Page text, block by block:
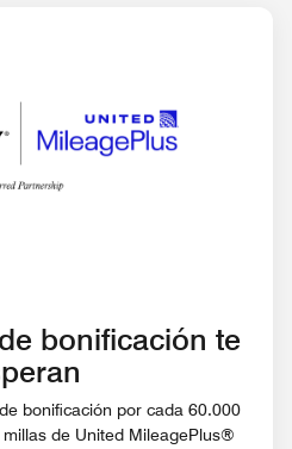
bonificación te
bonificación por cada 60.000
de United MileagePlus®